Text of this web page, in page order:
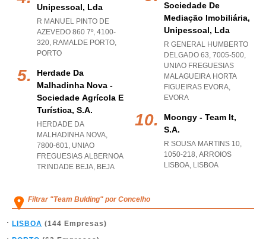
Unipessoal, Lda
R MANUEL PINTO DE
AZEVEDO 860 7º, 4100-
320, RAMALDE PORTO,
PORTO
Herdade Da
Malhadinha Nova -
Sociedade Agrícola E
Turística, S.a.
HERDADE DA
MALHADINHA NOVA,
7800-601, UNIAO
FREGUESIAS ALBERNOA
TRINDADE BEJA, BEJA
Sociedade De
Mediação Imobiliária,
Unipessoal, Lda
R GENERAL HUMBERTO
DELGADO 63, 7005-500,
UNIAO FREGUESIAS
MALAGUEIRA HORTA
FIGUEIRAS EVORA,
EVORA
Moongy - Team It,
S.a.
R SOUSA MARTINS 10,
1050-218, ARROIOS
LISBOA, LISBOA
Filtrar "Team Bulding" por Concelho
LISBOA (144 Empresas)